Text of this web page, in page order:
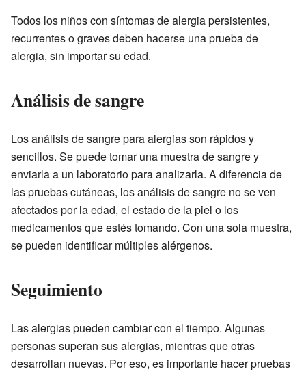
Todos los niños con síntomas de alergia persistentes,
recurrentes o graves deben hacerse una prueba de
alergia, sin importar su edad.
Análisis de sangre
Los análisis de sangre para alergias son rápidos y
sencillos. Se puede tomar una muestra de sangre y
enviarla a un laboratorio para analizarla. A diferencia de
las pruebas cutáneas, los análisis de sangre no se ven
afectados por la edad, el estado de la piel o los
medicamentos que estés tomando. Con una sola muestra,
se pueden identificar múltiples alérgenos.
Seguimiento
Las alergias pueden cambiar con el tiempo. Algunas
personas superan sus alergias, mientras que otras
desarrollan nuevas. Por eso, es importante hacer pruebas